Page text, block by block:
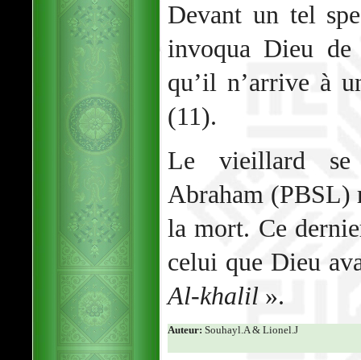
Devant un tel
invoqua Dieu
qu’il n’arrive à
(11).
Le vieillard se
Abraham (PBSL)
la mort. Ce
celui que Dieu
Al-khalil ».
Auteur: Souhayl.A & Lionel.J